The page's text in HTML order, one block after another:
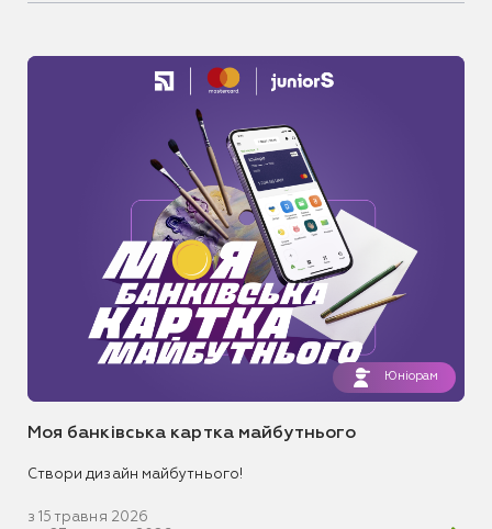
Юніорам
Моя банківська картка майбутнього
Створи дизайн майбутнього!
з 15 травня 2026